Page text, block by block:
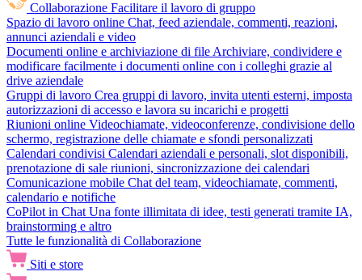
Collaborazione Facilitare il lavoro di gruppo
Spazio di lavoro online Chat, feed aziendale, commenti, reazioni,
annunci aziendali e video
Documenti online e archiviazione di file Archiviare, condividere e
modificare facilmente i documenti online con i colleghi grazie al
drive aziendale
Gruppi di lavoro Crea gruppi di lavoro, invita utenti esterni, imposta
autorizzazioni di accesso e lavora su incarichi e progetti
Riunioni online Videochiamate, videoconferenze, condivisione dello
schermo, registrazione delle chiamate e sfondi personalizzati
Calendari condivisi Calendari aziendali e personali, slot disponibili,
prenotazione di sale riunioni, sincronizzazione dei calendari
Comunicazione mobile Chat del team, videochiamate, commenti,
calendario e notifiche
CoPilot in Chat Una fonte illimitata di idee, testi generati tramite IA,
brainstorming e altro
Tutte le funzionalità di Collaborazione
Siti e store